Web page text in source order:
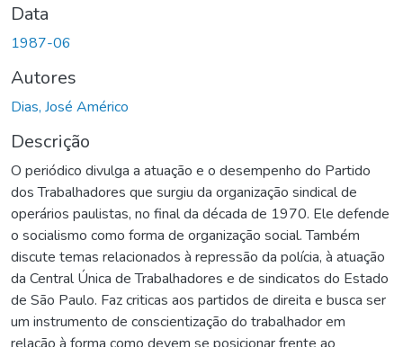
Data
1987-06
Autores
Dias, José Américo
Descrição
O periódico divulga a atuação e o desempenho do Partido
dos Trabalhadores que surgiu da organização sindical de
operários paulistas, no final da década de 1970. Ele defende
o socialismo como forma de organização social. Também
discute temas relacionados à repressão da polícia, à atuação
da Central Única de Trabalhadores e de sindicatos do Estado
de São Paulo. Faz criticas aos partidos de direita e busca ser
um instrumento de conscientização do trabalhador em